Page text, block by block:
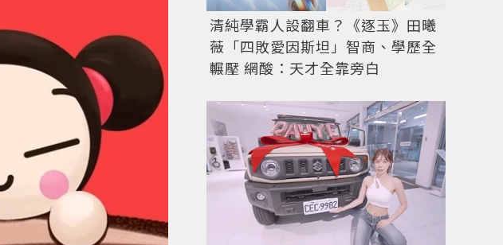
清純學霸人設翻車？《逐玉》田曦
薇「四敗愛因斯坦」智商、學歷全
輾壓 網酸：天才全靠旁白